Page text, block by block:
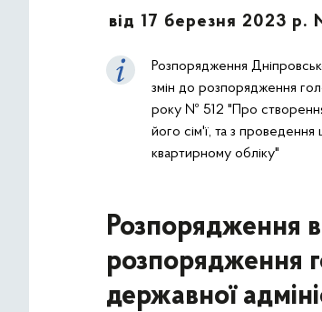
від 17 березня 2023 р.
Розпорядження
змін до розпорядження
року № 512 "Про створення
його сім'ї, та з
квартирному обліку"
Розпорядження
розпорядження
державної